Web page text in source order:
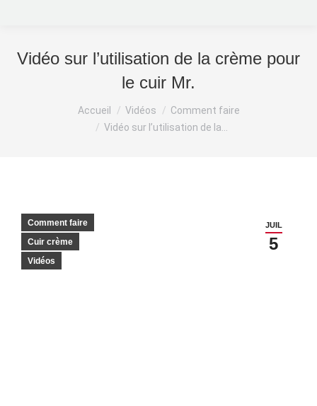
Vidéo sur l’utilisation de la crème pour
le cuir Mr.
Vous êtes ici :
Accueil Vidéos
Comment faire
Vidéo sur l’utilisation de la…
JUIL
5
Comment faire
Cuir crème
Vidéos